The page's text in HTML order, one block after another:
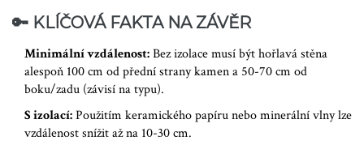
🔑 KLÍČOVÁ FAKTA NA ZÁVĚR
Minimální vzdálenost:Bez izolace musí být hořlavá stěna
alespoň 100 cm od přední strany kamen a 50-70 cm od
boku/zadu (závisí na typu).
S izolací:Použitím keramického papíru nebo minerální vlny lze
vzdálenost snížit až na 10-30 cm.